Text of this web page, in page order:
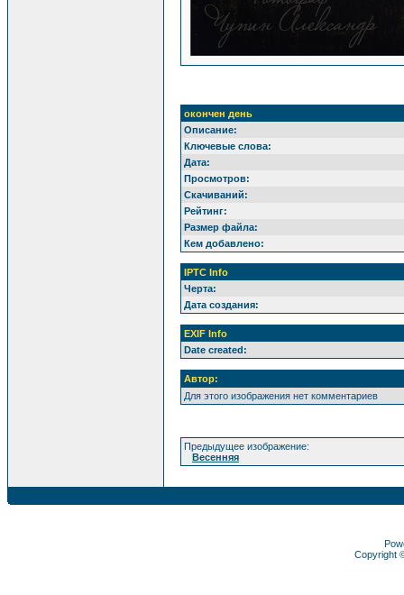
окончен день
Описание:
Ключевые слова:
Дата:
Просмотров:
Скачиваний:
Рейтинг:
Размер файла:
Кем добавлено:
IPTC Info
Черта:
Дата создания:
EXIF Info
Date created:
Автор:
Для этого изображения нет комментариев
Предыдущее изображение:
Весенняя
Copyright